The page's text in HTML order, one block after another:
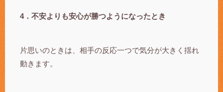
4．不安よりも安心が勝つようになったとき
片思いのときは、相手の反応一つで気分が大きく揺れ
動きます。